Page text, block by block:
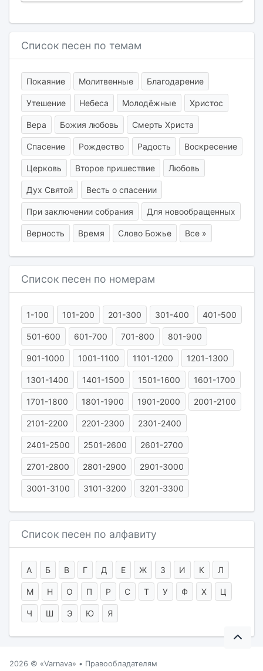
Список песен по темам
Покаяние Молитвенные Благодарение
Утешение Небеса Молодёжные Христос
Вера Божия любовь Смерть Христа
Спасение Рождество Радость Воскресение
Церковь Второе пришествие Любовь
Дух Святой Весть о спасении
При заключении собрания Для новообращенных
Верность Время Слово Божье Все »
Список песен по номерам
1-100 101-200 201-300 301-400 401-500
501-600 601-700 701-800 801-900
901-1000 1001-1100 1101-1200 1201-1300
1301-1400 1401-1500 1501-1600 1601-1700
1701-1800 1801-1900 1901-2000 2001-2100
2101-2200 2201-2300 2301-2400
2401-2500 2501-2600 2601-2700
2701-2800 2801-2900 2901-3000
3001-3100 3101-3200 3201-3300
Список песен по алфавиту
А Б В Г Д Е Ж З И К Л
М Н О П Р С Т У Ф Х Ц
Ч Ш Э Ю Я
2026 © Varnava • Правообладателям